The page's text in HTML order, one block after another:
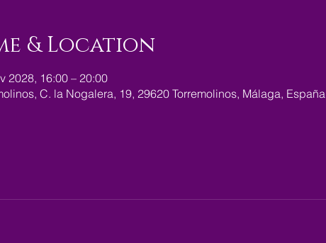
& Location
2028, 16:00 – 20:00
C. la Nogalera, 19, 29620 Torremolinos, Málaga, España